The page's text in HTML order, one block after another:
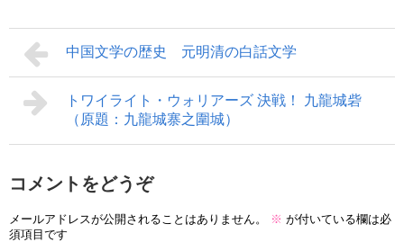
中国文学の歴史 元明清の白話文学
トワイライト・ウォリアーズ 決戦！ 九龍城砦
（原題：九龍城寨之圍城）
コメントをどうぞ
メールアドレスが公開されることはありません。 ※ が付いている欄は必
須項目です